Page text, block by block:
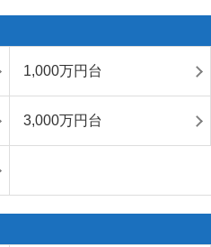
1,000万円台
3,000万円台